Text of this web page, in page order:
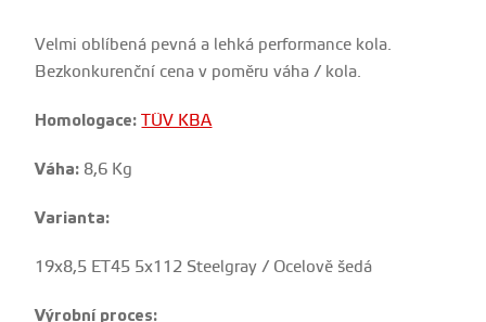
Velmi oblíbená pevná a lehká performance kola.
Bezkonkurenční cena v poměru váha / kola.
Homologace: TÜV KBA
Váha: 8,6 Kg
Varianta:
19x8,5 ET45 5x112 Steelgray / Ocelově šedá
Výrobní proces: